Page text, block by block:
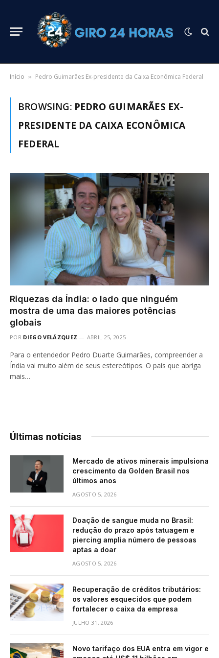
Início » Pedro Guimarães Ex-presidente da Caixa Econômica Federal
BROWSING: PEDRO GUIMARÃES EX-
PRESIDENTE DA CAIXA ECONÔMICA
FEDERAL
Riquezas da Índia: o lado que ninguém
mostra de uma das maiores potências
globais
POR DIEGO VELÁZQUEZ ABRIL 25, 2025
Para o entendedor Pedro Duarte Guimarães, compreender a
Índia vai muito além de seus estereótipos. O país que abriga
mais…
Últimas notícias
Mercado de ativos minerais impulsiona
crescimento da Golden Brasil nos
últimos anos
AGOSTO 5, 2026
Doação de sangue muda no Brasil:
redução do prazo após tatuagem e
piercing amplia número de pessoas
aptas a doar
AGOSTO 5, 2026
Recuperação de créditos tributários:
os valores esquecidos que podem
fortalecer o caixa da empresa
JULHO 31, 2026
Novo tarifaço dos EUA entra em vigor e